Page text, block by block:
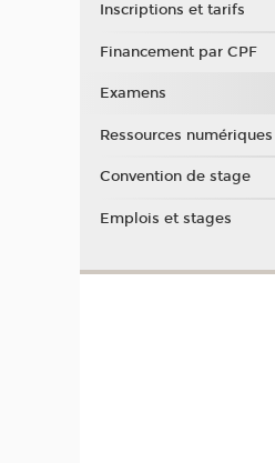
Inscriptions et tarifs
Financement par CPF
Examens
Ressources numériques
Convention de stage
Emplois et stages